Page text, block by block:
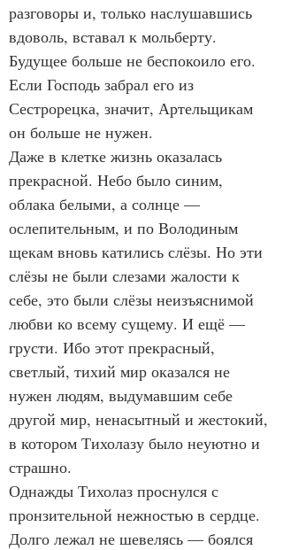
разговоры и, только наслушавшись
вдоволь, вставал к мольберту.
Будущее больше не беспокоило его.
Если Господь забрал его из
Сестрорецка, значит, Артельщикам
он больше не нужен.
Даже в клетке жизнь оказалась
прекрасной. Небо было синим,
облака белыми, а солнце —
ослепительным, и по Володиным
щекам вновь катились слёзы. Но эти
слёзы не были слезами жалости к
себе, это были слёзы неизъяснимой
любви ко всему сущему. И ещё —
грусти. Ибо этот прекрасный,
светлый, тихий мир оказался не
нужен людям, выдумавшим себе
другой мир, ненасытный и жестокий,
в котором Тихолазу было неуютно и
страшно.
Однажды Тихолаз проснулся с
пронзительной нежностью в сердце.
Долго лежал не шевелясь — боялся